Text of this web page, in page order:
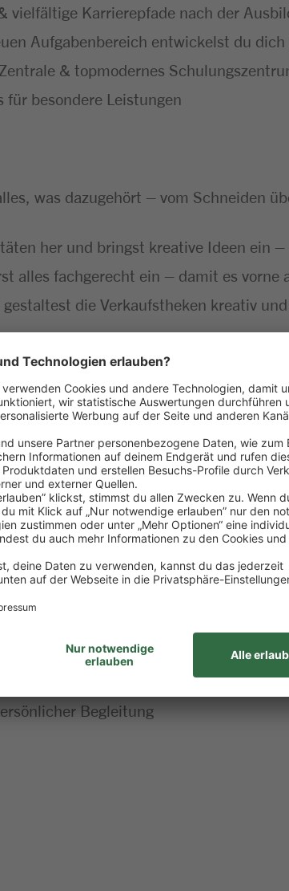
vielfältige Karrierepfade nach der
Aufgabenbereich entwickelst du
& topmodernes
für besondere Leistungen
was dazugehört – vom Schneiden
her und bringst kreative Ideen ein
alles fachgerecht ein – damit es vorne
die Verkaufstheken kreativ
mit Menschen
dich einfach dazu
du gerne mit
Stelle
Berufs – bei uns stehen Dir alle
Begleitung